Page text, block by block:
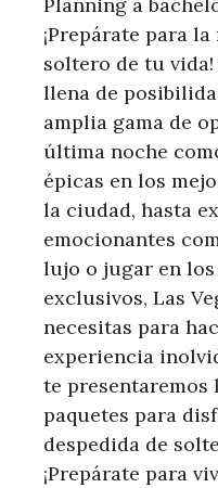
¡Prepárate para
soltero de tu
llena de
amplia gama de
última noche
épicas en los
la ciudad, hasta
emocionantes
lujo o jugar en los
exclusivos, Las
necesitas para
experiencia
te presentaremos
paquetes para
despedida de
¡Prepárate para